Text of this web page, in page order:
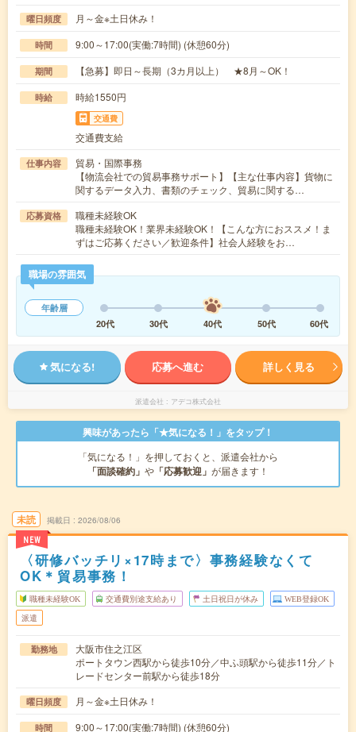
曜日頻度 月～金※土日休み！
時間 9:00～17:00(実働:7時間) (休憩60分)
期間 【急募】即日～長期（3カ月以上） ★8月～OK！
時給 時給1550円
交通費
交通費支給
仕事内容
貿易・国際事務
【物流会社での貿易事務サポート】【主な仕事内容】貨物に
関するデータ入力、書類のチェック、貿易に関する…
応募資格
職種未経験OK
職種未経験OK！業界未経験OK！【こんな方におススメ！ま
ずはご応募ください／歓迎条件】社会人経験をお…
職場の雰囲気
年齢層
20代
30代 40代 50代 60代
気になる! 応募へ進む 詳しく見る
派遣会社 アデコ株式会社
興味があったら「★気になる！」をタップ！
「気になる！」を押しておくと、派遣会社から
「面談確約」 や 「応募歓迎」 が届きます！
未読
NEW
掲載日 2026/08/06
〈研修バッチリ×17時まで〉事務経験なくて
OK＊貿易事務！
職種未経験OK 交通費別途支給あり 土日祝日が休み WEB登録OK
派遣
勤務地
大阪市住之江区
ポートタウン西駅から徒歩10分／中ふ頭駅から徒歩11分／ト
レードセンター前駅から徒歩18分
曜日頻度 月～金※土日休み！
時間 9:00～17:00(実働:7時間) (休憩60分)